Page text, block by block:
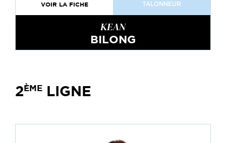
VOIR LA FICHE TALONNEUR
KEAN
BILONG
2ÈME LIGNE